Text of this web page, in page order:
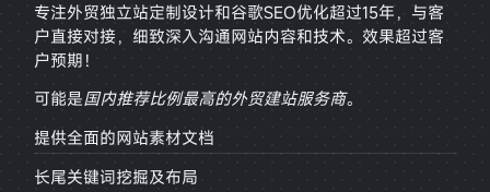
专注外贸独立站定制设计和谷歌SEO优化超过15年，与客
户直接对接， 细致深入沟通网站内容和技术。效果超过客
户预期！
可能是国内推荐比例最高的外贸建站服务商。
提供全面的网站素材文档
长尾关键词挖掘及布局